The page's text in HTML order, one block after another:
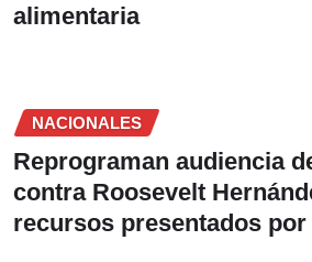
alimentaria
NACIONALES
Reprograman audiencia
contra Roosevelt
recursos presentados por